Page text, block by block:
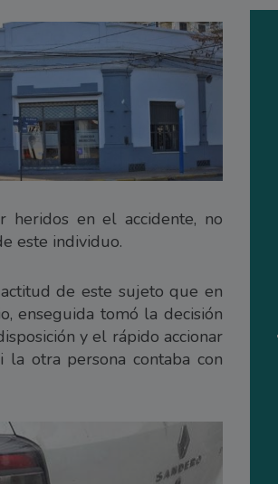
heridos en el accidente, no
este individuo.
de este sujeto que en
enseguida tomó la decisión
y el rápido accionar
otra persona contaba con